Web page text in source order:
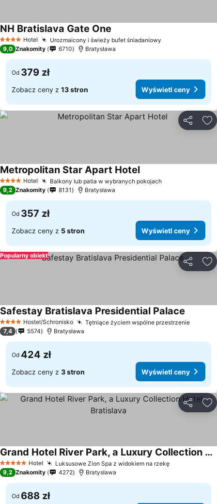
4 KategoriaHotel Urozmaicony i świeży bufet śniadaniowy
NH Bratislava Gate One
9,0 Znakomity 6710 Bratysława
Od 379 zł
Zobacz ceny z 13 stron Wyświetl ceny
4 KategoriaHotel Balkony lub patia w wybranych pokojach
Metropolitan Star Apart Hotel
9,2 Znakomity 8131 Bratysława
Od 357 zł
Zobacz ceny z 5 stron Wyświetl ceny
Popularny obiekt
4 KategoriaHostel/Schronisko Tętniące życiem wspólne przestrzenie
Safestay Bratislava Presidential Palace
7,4 5574 Bratysława
Od 424 zł
Zobacz ceny z 3 stron Wyświetl ceny
5 KategoriaHotel Luksusowe Zion Spa z widokiem na rzekę
Grand Hotel River Park, a Luxury Collection Hotel, Bratislava
9,2 Znakomity 4272 Bratysława
Od 688 zł